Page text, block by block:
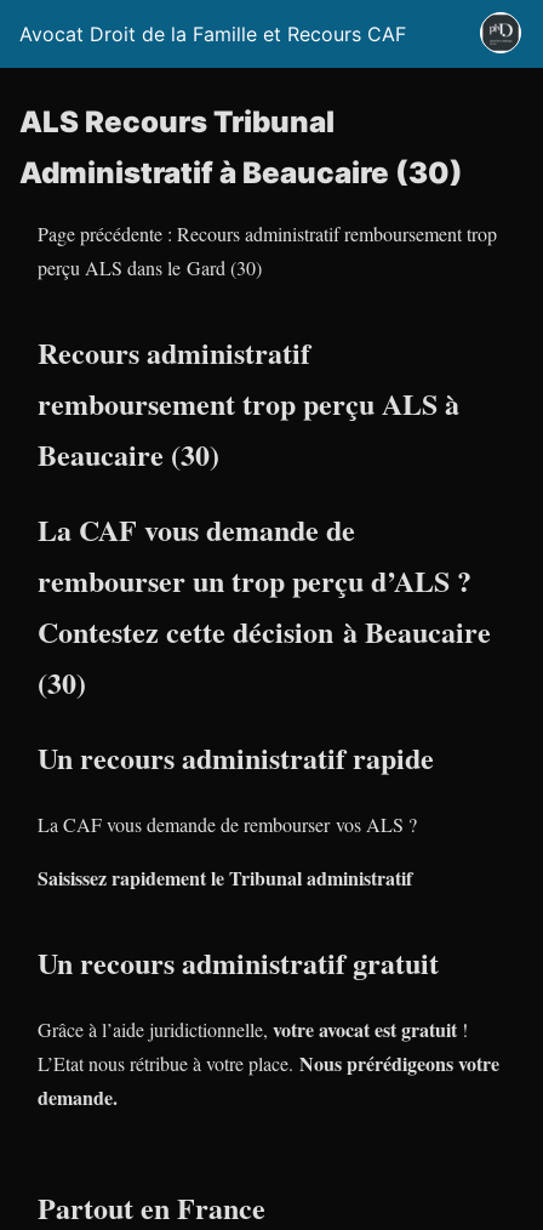
Avocat Droit de la Famille et Recours CAF
ALS Recours Tribunal
Administratif à Beaucaire (30)
Page précédente : Recours administratif remboursement trop
perçu ALS dans le Gard (30)
Recours administratif
remboursement trop perçu ALS à
Beaucaire (30)
La CAF vous demande de
rembourser un trop perçu d’ALS ?
Contestez cette décision à Beaucaire
(30)
Un recours administratif rapide
La CAF vous demande de rembourser vos ALS ?
Saisissez rapidement le Tribunal administratif
Un recours administratif gratuit
Grâce à l’aide juridictionnelle, votre avocat est gratuit !
L’Etat nous rétribue à votre place. Nous prérédigeons votre
demande.
Partout en France